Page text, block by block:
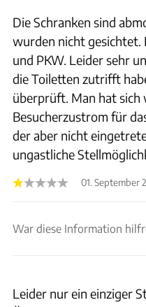
Die Schranken sind
wurden nicht gesichtet.
und PKW. Leider sehr
die Toiletten zutrifft
überprüft. Man hat sich
Besucherzustrom für
der aber nicht
ungastliche
01. September
War diese Information
Leider nur ein einziger